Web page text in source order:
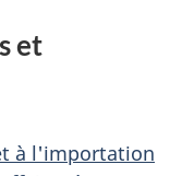
et
à l'importation